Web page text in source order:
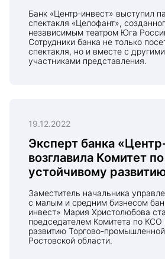
Банк «Центр-инвест» выступил партнером
спектакля «Целофант»,
независимым театром Юга
Сотрудники банка не только
спектакля, но и вместе с
участниками представления.
19.12.2022
Эксперт банка
возглавила Комитет по
устойчивому
Заместитель начальника управления по работе
с малым и средним бизнесом
инвест» Мария Христолюбова
председателем Комитета по КСО
развитию Торгово-
Ростовской области.